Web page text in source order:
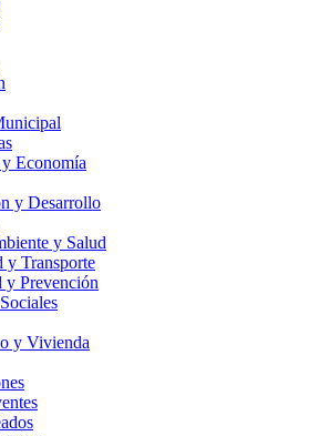
Economía
y Desarrollo
y Salud
Transporte
y Prevención
y Vivienda